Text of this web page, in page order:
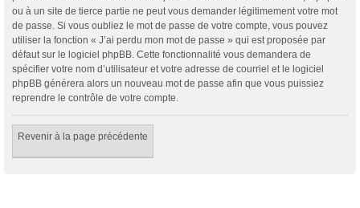
ou à un site de tierce partie ne peut vous demander légitimement votre mot
de passe. Si vous oubliez le mot de passe de votre compte, vous pouvez
utiliser la fonction « J’ai perdu mon mot de passe » qui est proposée par
défaut sur le logiciel phpBB. Cette fonctionnalité vous demandera de
spécifier votre nom d’utilisateur et votre adresse de courriel et le logiciel
phpBB générera alors un nouveau mot de passe afin que vous puissiez
reprendre le contrôle de votre compte.
Revenir à la page précédente